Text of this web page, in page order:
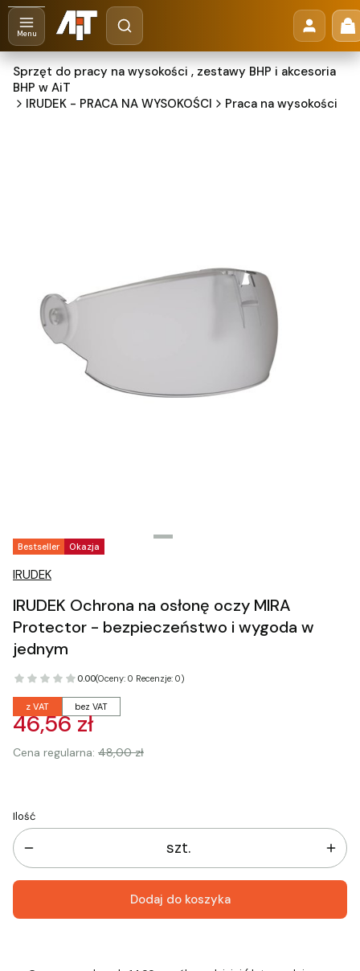
Otwórz wyszukiwarkę
Szukaj
Sprzęt do pracy na wysokości , zestawy BHP i akcesoria
BHP w AiT
IRUDEK - PRACA NA WYSOKOŚCI
Praca na wysokości
Tagi produktu
Okazja
Bestseller
IRUDEK
IRUDEK Ochrona na osłonę oczy MIRA
Protector - bezpieczeństwo i wygoda w
jednym
0.00(Oceny: 0 Recenzje: 0)
z VAT bez VAT
46,56 zł
Cena regularna: 48,00 zł
Ilość
szt.
Dodaj do koszyka
Menu